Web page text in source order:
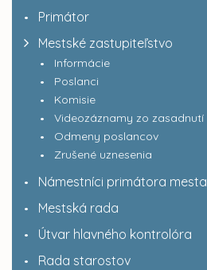
Primátor
Mestské zastupiteľstvo
Informácie
Poslanci
Komisie
Videozáznamy zo zasadnutí
Odmeny poslancov
Zrušené uznesenia
Námestníci primátora mesta
Mestská rada
Útvar hlavného kontrolóra
Rada starostov